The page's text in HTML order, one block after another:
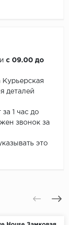
с 09.00 до
Курьерская
деталей
1 час до
звонок за
это